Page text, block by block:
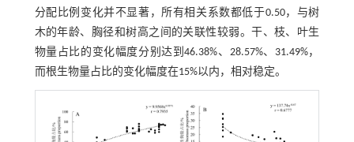
分配比例变化并不显著，所有相关系数都低于0.50，与树
木的年龄、胸径和树高之间的关联性较弱。干、枝、叶生
物量占比的变化幅度分别达到46.38%、28.57%、31.49%，
而根生物量占比的变化幅度在15%以内，相对稳定。